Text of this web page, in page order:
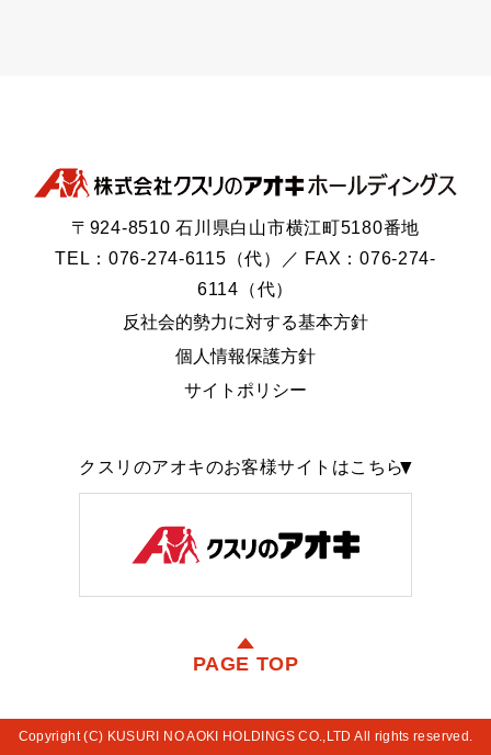
〒924-8510 石川県白山市横江町5180番地
TEL：076-274-6115（代）／ FAX：076-274-
6114（代）
反社会的勢力に対する基本方針
個人情報保護方針
サイトポリシー
クスリのアオキのお客様サイトはこちら
PAGE TOP
Copyright (C) KUSURI NO AOKI HOLDINGS CO.,LTD All rights reserved.